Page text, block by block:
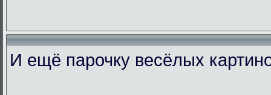
И ещё парочку весёлых